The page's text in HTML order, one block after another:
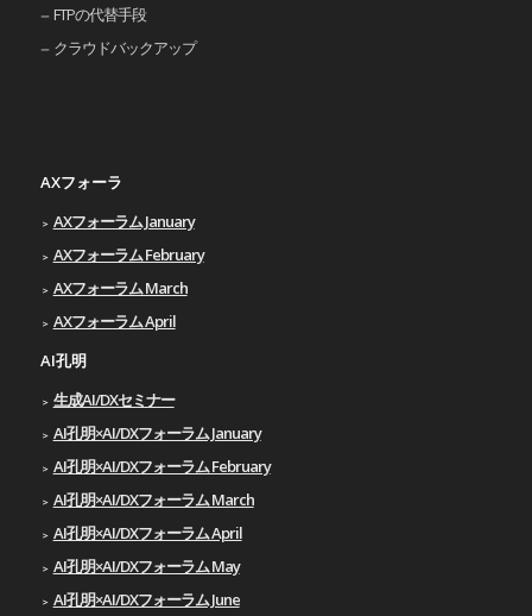
FTPの代替手段
クラウドバックアップ
AXフォーラ
AXフォーラム January
AXフォーラム February
AXフォーラム March
AXフォーラム April
AI孔明
生成AI/DXセミナー
AI孔明×AI/DXフォーラム January
AI孔明×AI/DXフォーラム February
AI孔明×AI/DXフォーラム March
AI孔明×AI/DXフォーラム April
AI孔明×AI/DXフォーラム May
AI孔明×AI/DXフォーラム June